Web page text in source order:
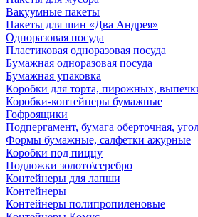
Вакуумные пакеты
Пакеты для шин «Два Андрея»
Одноразовая посуда
Пластиковая одноразовая посуда
Бумажная одноразовая посуда
Бумажная упаковка
Коробки для торта, пирожных,
Коробки-контейнеры бумажные
Гофроящики
Подпергамент, бумага оберточная,
Формы бумажные, салфетки ажурные
Коробки под пиццу
Подложки золото\серебро
Контейнеры для лапши
Контейнеры
Контейнеры полипропиленовые